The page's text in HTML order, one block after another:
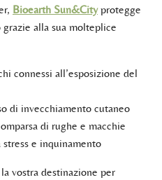
Bioearth Sun&Cityprotegge
alla sua molteplice
connessi all’esposizione del
di invecchiamento cutaneo
di rughe e macchie
stress e inquinamento
vostra destinazione per